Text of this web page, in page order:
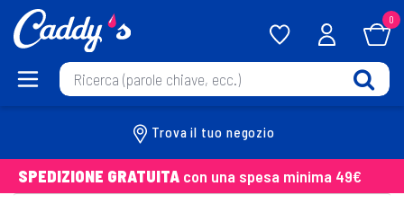
0
Trova il tuo negozio
SPEDIZIONE GRATUITA con una spesa minima 49€